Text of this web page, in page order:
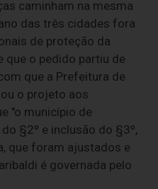
caminham na mesma
das três cidades fora
de proteção da
que o pedido partiu de
que a Prefeitura de
o projeto aos
"o município de
§2º e inclusão do §3º,
que foram ajustados e
é governada pelo